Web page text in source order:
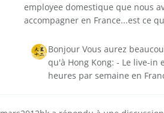
employee domestique que nous
accompagner en France...est ce
Bonjour Vous aurez
qu'à Hong Kong: - Le live-
heures par semaine en